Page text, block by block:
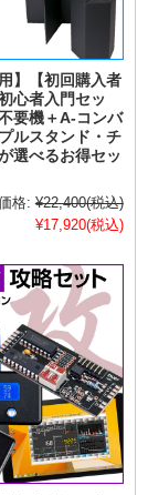
】【初回購入者
心者入門セッ
要機＋A-コンバ
ルスタンド・チ
選べるお得セッ
格: ¥22,400(税込)
¥17,920(税込)